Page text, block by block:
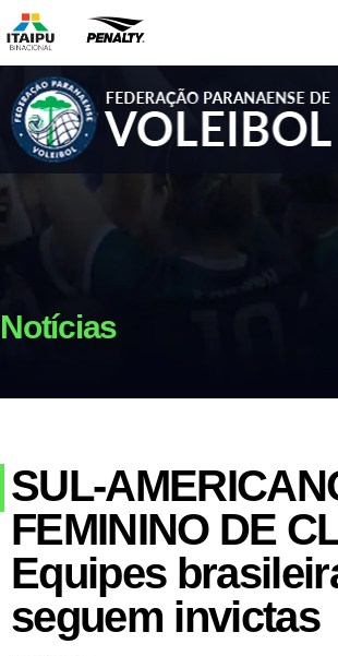
Notícias
SUL-
FEMININO DE
Equipes
seguem invictas